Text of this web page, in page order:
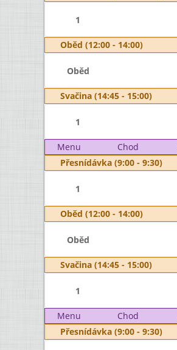
1
Oběd (12:00 - 14:00)
Oběd
Svačina (14:45 - 15:00)
1
Menu Chod
Přesnídávka (9:00 - 9:30)
1
Oběd (12:00 - 14:00)
Oběd
Svačina (14:45 - 15:00)
1
Menu Chod
Přesnídávka (9:00 - 9:30)